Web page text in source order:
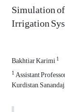
Simulation
Irrigation
Bakhtiar Karimi1
1Assistant
Kurdistan,